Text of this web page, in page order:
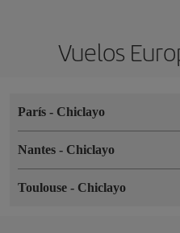
Vuelos
París - Chiclayo
Nantes - Chiclayo
Toulouse - Chiclayo